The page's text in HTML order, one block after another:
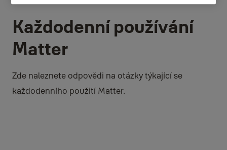
Každodenní používání
Matter
Zde naleznete odpovědi na otázky týkající se
každodenního použití Matter.